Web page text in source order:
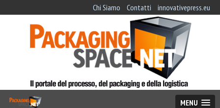
Chi Siamo Contatti innovativepress.eu
MENU